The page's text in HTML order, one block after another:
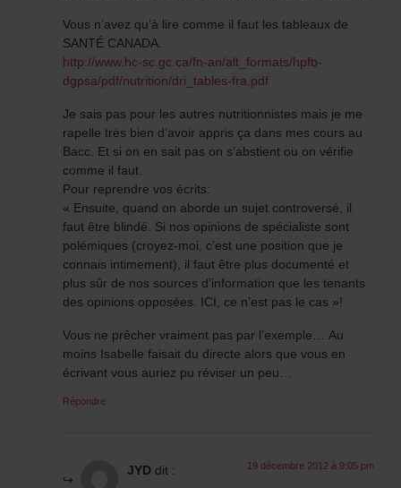
Vous n’avez qu’à lire comme il faut les tableaux de
SANTÉ CANADA.
http://www.hc-sc.gc.ca/fn-an/alt_formats/hpfb-
dgpsa/pdf/nutrition/dri_tables-fra.pdf
Je sais pas pour les autres nutritionnistes mais je me
rapelle très bien d’avoir appris ça dans mes cours au
Bacc. Et si on en sait pas on s’abstient ou on vérifie
comme il faut.
Pour reprendre vos écrits:
« Ensuite, quand on aborde un sujet controversé, il
faut être blindé. Si nos opinions de spécialiste sont
polémiques (croyez-moi, c’est une position que je
connais intimement), il faut être plus documenté et
plus sûr de nos sources d’information que les tenants
des opinions opposées. ICI, ce n’est pas le cas »!
Vous ne prêcher vraiment pas par l’exemple… Au
moins Isabelle faisait du directe alors que vous en
écrivant vous auriez pu réviser un peu…
Répondre
JYD dit : 19 décembre 2012 à 9:05 pm